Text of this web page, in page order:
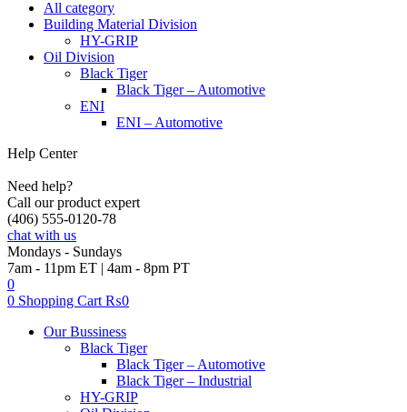
All category
Building Material Division
HY-GRIP
Oil Division
Black Tiger
Black Tiger – Automotive
ENI
ENI – Automotive
Help Center
Need help?
Call our product expert
(406) 555-0120-78
chat with us
Mondays - Sundays
7am - 11pm ET | 4am - 8pm PT
0
0 Shopping Cart ₨0
Our Bussiness
Black Tiger
Black Tiger – Automotive
Black Tiger – Industrial
HY-GRIP